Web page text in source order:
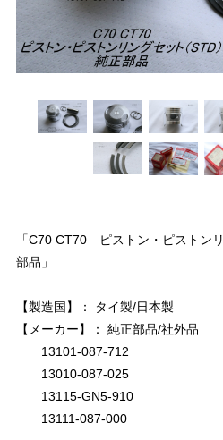
「C70 CT70 ピストン・ピストン
部品」
【製造国】： タイ製/日本製
【メーカー】： 純正部品/社外品
13101-087-712
13010-087-025
13115-GN5-910
13111-087-000